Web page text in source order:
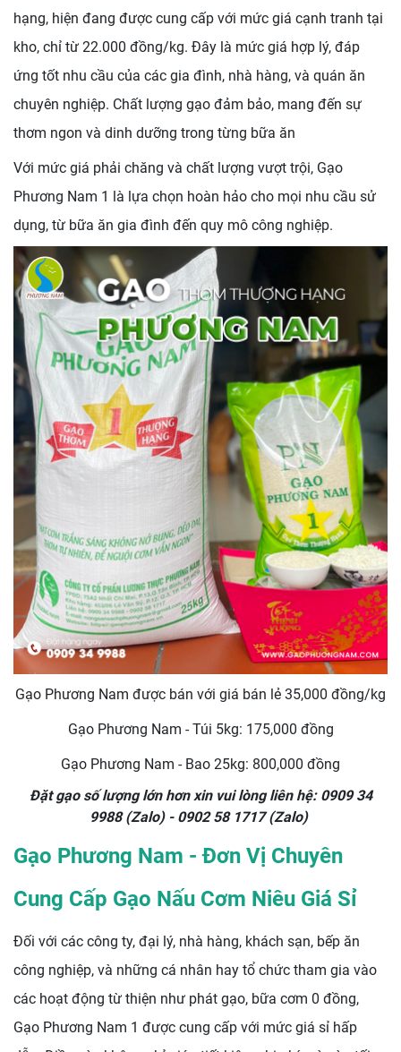
hạng, hiện đang được cung cấp với mức giá cạnh tranh tại
kho, chỉ từ 22.000 đồng/kg. Đây là mức giá hợp lý, đáp
ứng tốt nhu cầu của các gia đình, nhà hàng, và quán ăn
chuyên nghiệp. Chất lượng gạo đảm bảo, mang đến sự
thơm ngon và dinh dưỡng trong từng bữa ăn
Với mức giá phải chăng và chất lượng vượt trội, Gạo
Phương Nam 1 là lựa chọn hoàn hảo cho mọi nhu cầu sử
dụng, từ bữa ăn gia đình đến quy mô công nghiệp.
Gạo Phương Nam được bán với giá bán lẻ 35,000 đồng/kg
Gạo Phương Nam - Túi 5kg: 175,000 đồng
Gạo Phương Nam - Bao 25kg: 800,000 đồng
Đặt gạo số lượng lớn hơn xin vui lòng liên hệ: 0909 34
9988 (Zalo) - 0902 58 1717 (Zalo)
Gạo Phương Nam - Đơn Vị Chuyên
Cung Cấp Gạo Nấu Cơm Niêu Giá Sỉ
Đối với các công ty, đại lý, nhà hàng, khách sạn, bếp ăn
công nghiệp, và những cá nhân hay tổ chức tham gia vào
các hoạt động từ thiện như phát gạo, bữa cơm 0 đồng,
Gạo Phương Nam 1 được cung cấp với mức giá sỉ hấp